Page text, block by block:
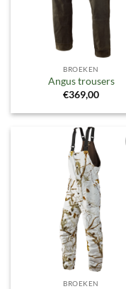
BROEKEN
Angus trousers
€369,00
BROEKEN